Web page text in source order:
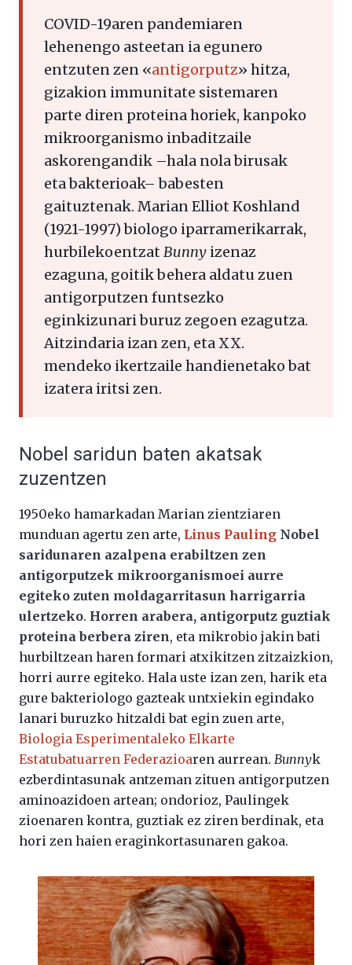
COVID-19aren pandemiaren
lehenengo asteetan ia egunero
entzuten zen «antigorputz» hitza,
gizakion immunitate sistemaren
parte diren proteina horiek, kanpoko
mikroorganismo inbaditzaile
askorengandik –hala nola birusak
eta bakterioak– babesten
gaituztenak. Marian Elliot Koshland
(1921-1997) biologo iparramerikarrak,
hurbilekoentzat Bunny izenaz
ezaguna, goitik behera aldatu zuen
antigorputzen funtsezko
eginkizunari buruz zegoen ezagutza.
Aitzindaria izan zen, eta XX.
mendeko ikertzaile handienetako bat
izatera iritsi zen.
Nobel saridun baten akatsak
zuzentzen
1950eko hamarkadan Marian zientziaren
munduan agertu zen arte, Linus Pauling Nobel
saridunaren azalpena erabiltzen zen
antigorputzek mikroorganismoei aurre
egiteko zuten moldagarritasun harrigarria
ulertzeko. Horren arabera, antigorputz guztiak
proteina berbera ziren, eta mikrobio jakin bati
hurbiltzean haren formari atxikitzen zitzaizkion,
horri aurre egiteko. Hala uste izan zen, harik eta
gure bakteriologo gazteak untxiekin egindako
lanari buruzko hitzaldi bat egin zuen arte,
Biologia Esperimentaleko Elkarte
Estatubatuarren Federazioaren aurrean. Bunnyk
ezberdintasunak antzeman zituen antigorputzen
aminoazidoen artean; ondorioz, Paulingek
zioenaren kontra, guztiak ez ziren berdinak, eta
hori zen haien eraginkortasunaren gakoa.